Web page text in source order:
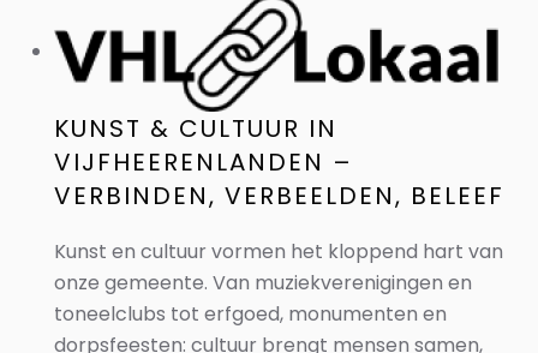
KUNST & CULTUUR IN
VIJFHEERENLANDEN –
VERBINDEN, VERBEELDEN, BELEEF
Kunst en cultuur vormen het kloppend hart van
onze gemeente. Van muziekverenigingen en
toneelclubs tot erfgoed, monumenten en
dorpsfeesten: cultuur brengt mensen samen,